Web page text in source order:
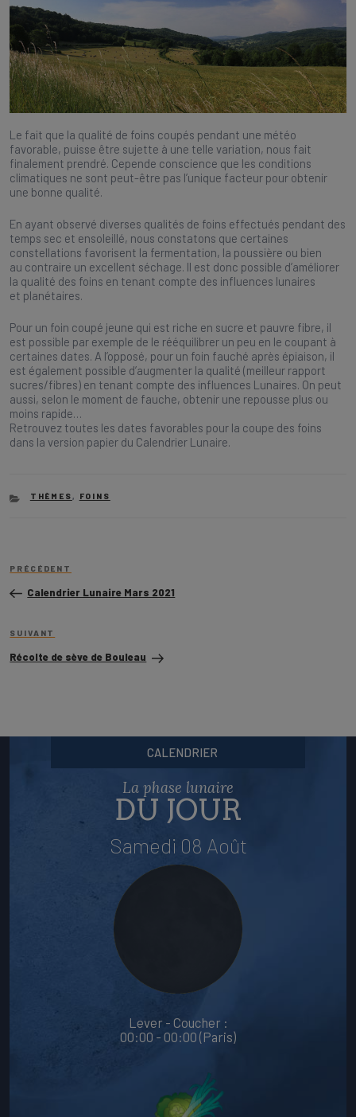
Le fait que la qualité de foins coupés pendant une météo
favorable, puisse être sujette à une telle variation, nous fait
finalement prendré. Cepende conscience que les conditions
climatiques ne sont peut-être pas l’unique facteur pour obtenir
une bonne qualité.
En ayant observé diverses qualités de foins effectués pendant des
temps sec et ensoleillé, nous constatons que certaines
constellations favorisent la fermentation, la poussière ou bien
au contraire un excellent séchage. Il est donc possible d’améliorer
la qualité des foins en tenant compte des influences lunaires
et planétaires.
Pour un foin coupé jeune qui est riche en sucre et pauvre fibre, il
est possible par exemple de le rééquilibrer un peu en le coupant à
certaines dates. A l’opposé, pour un foin fauché après épiaison, il
est également possible d’augmenter la qualité (meilleur rapport
sucres/fibres) en tenant compte des influences Lunaires. On peut
aussi, selon le moment de fauche, obtenir une repousse plus ou
moins rapide…
Retrouvez toutes les dates favorables pour la coupe des foins
dans la version papier du Calendrier Lunaire.
CATEGORIES
THÈMES , FOINS
de
l’article
Article
PRÉCÉDENT
Calendrier Lunaire Mars 2021
Article
SUIVANT
Récolte de sève de Bouleau
CALENDRIER
La phase lunaire
DU JOUR
Samedi 08 Août
Lever - Coucher :
00:00 - 00:00 (Paris)